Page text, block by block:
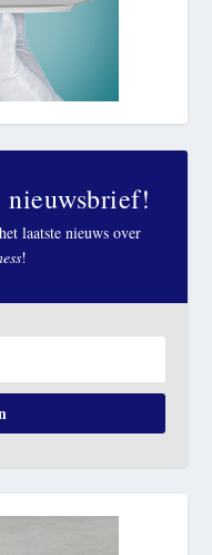
laatste nieuws over
!